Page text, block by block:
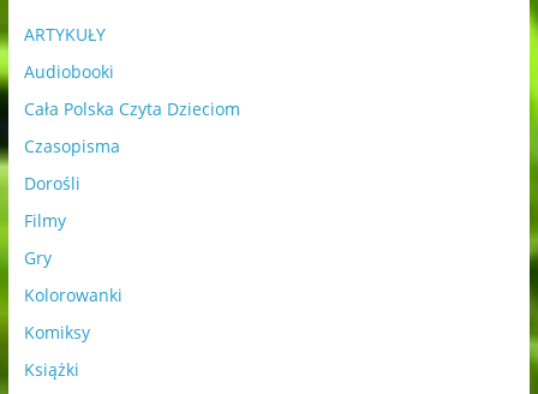
ARTYKUŁY
Audiobooki
Cała Polska Czyta Dzieciom
Czasopisma
Dorośli
Filmy
Gry
Kolorowanki
Komiksy
Książki